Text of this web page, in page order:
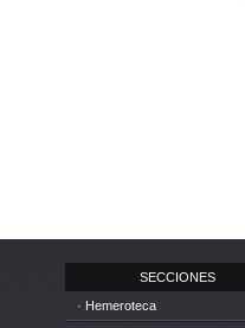
SECCIONES
· Hemeroteca